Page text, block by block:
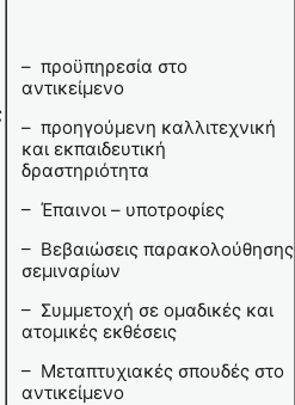
– προϋπηρεσία στο
αντικείμενο
– προηγούμενη καλλιτεχνική
και εκπαιδευτική
δραστηριότητα
– Έπαινοι – υποτροφίες
– Βεβαιώσεις παρακολούθησης
σεμιναρίων
– Συμμετοχή σε ομαδικές και
ατομικές εκθέσεις
– Μεταπτυχιακές σπουδές στο
αντικείμενο